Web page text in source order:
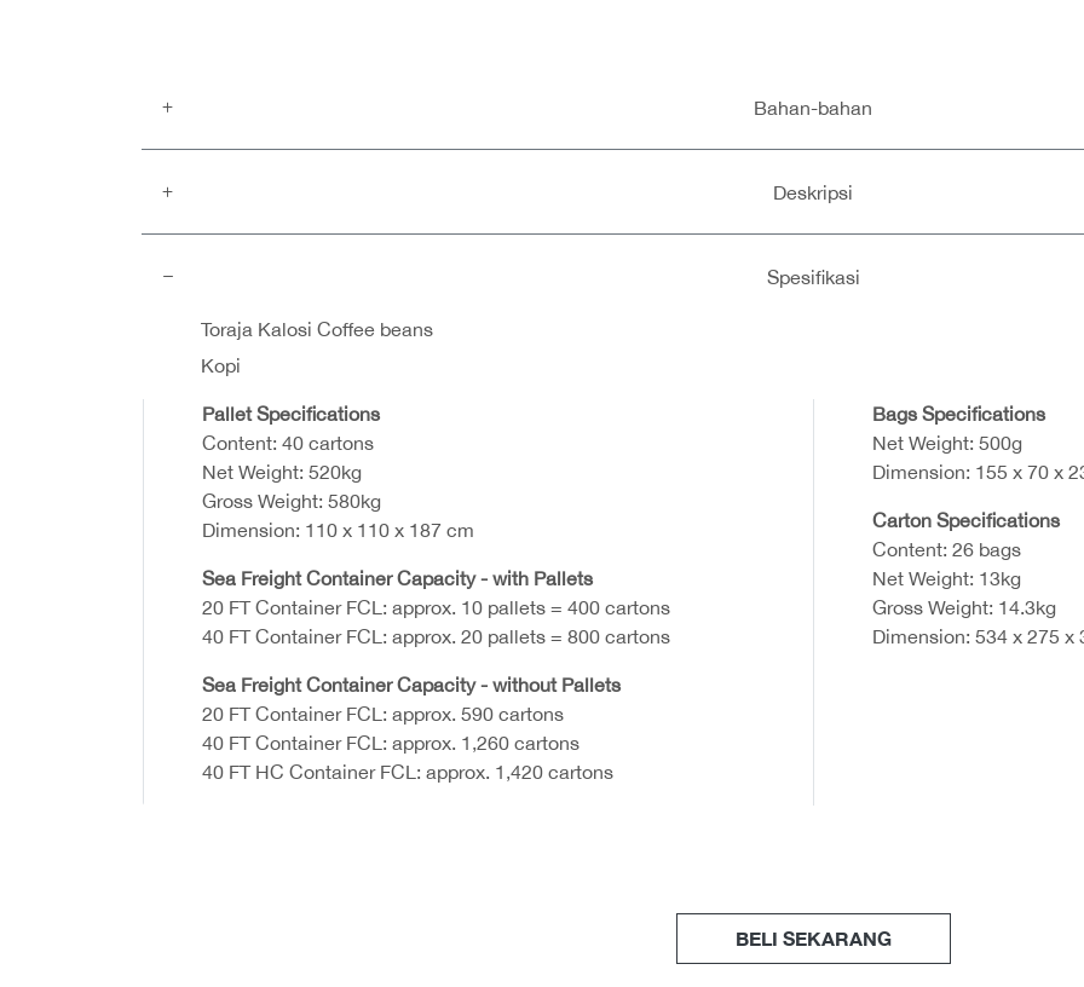
Bahan-bahan
Deskripsi
Spesifikasi
Toraja Kalosi Coffee beans
Kopi
Pallet Specifications
Content: 40 cartons
Net Weight: 520kg
Gross Weight: 580kg
Dimension: 110 x 110 x 187 cm
Sea Freight Container Capacity - with Pallets
20 FT Container FCL: approx. 10 pallets = 400 cartons
40 FT Container FCL: approx. 20 pallets = 800 cartons
Sea Freight Container Capacity - without Pallets
20 FT Container FCL: approx. 590 cartons
40 FT Container FCL: approx. 1,260 cartons
40 FT HC Container FCL: approx. 1,420 cartons
Bags Specifications
Net Weight: 500g
Dimension: 155 x 70 x
Carton Specifications
Content: 26 bags
Net Weight: 13kg
Gross Weight: 14.3kg
Dimension: 534 x 275 x
BELI SEKARANG